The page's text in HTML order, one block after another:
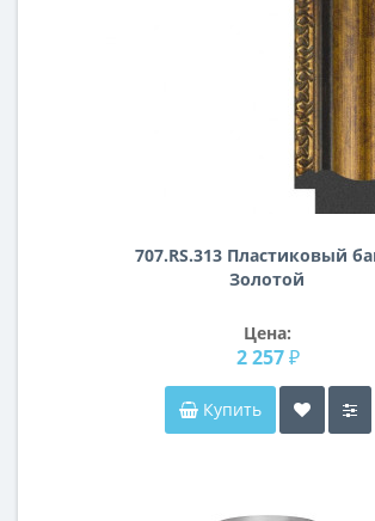
707.RS.313 Пластиковый
Золотой
Цена:
2 257 ₽
Купить